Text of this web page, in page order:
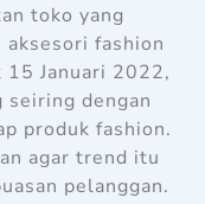
toko yang
aksesori fashion
Januari 2022,
dengan
produk fashion.
agar trend itu
pelanggan.